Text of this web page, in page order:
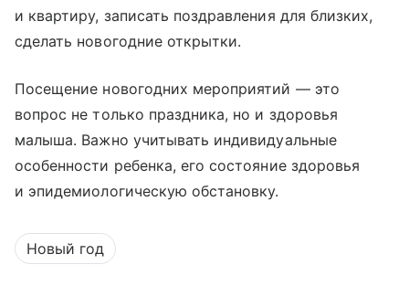
и квартиру, записать поздравления для близких,
сделать новогодние открытки.
Посещение новогодних мероприятий — это
вопрос не только праздника, но и здоровья
малыша. Важно учитывать индивидуальные
особенности ребенка, его состояние здоровья
и эпидемиологическую обстановку.
Новый год